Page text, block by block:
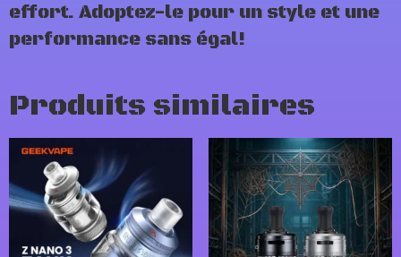
effort. Adoptez-le pour un style et une
performance sans égal!
Produits similaires